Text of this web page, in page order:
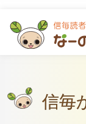
信毎